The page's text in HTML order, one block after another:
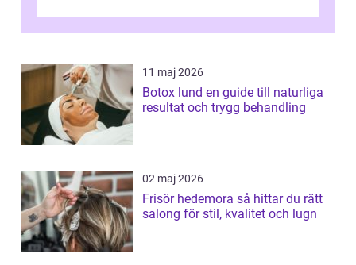
11 maj 2026
Botox lund en guide till naturliga
resultat och trygg behandling
02 maj 2026
Frisör hedemora så hittar du rätt
salong för stil, kvalitet och lugn